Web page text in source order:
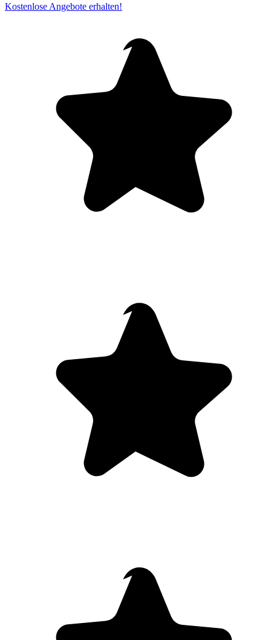
Kostenlose Angebote erhalten!